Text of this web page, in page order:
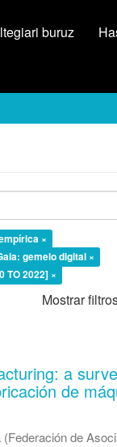
buruz
×
gemelo digital ×
TO 2022] ×
Mostrar
a
de
(Federación de